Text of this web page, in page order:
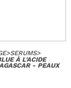
>SERUMS>
À L'ACIDE
- PEAUX